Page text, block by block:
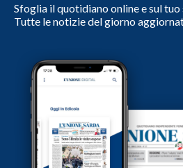
Sfoglia il quotidiano online e sul
Tutte le notizie del giorno